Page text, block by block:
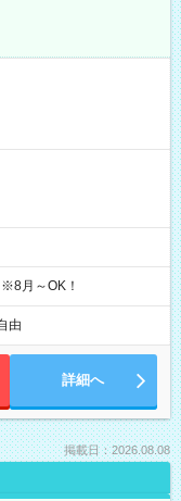
月～OK！
由
詳細へ
掲載日：2026.08.08